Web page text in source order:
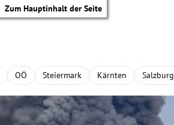
Zum Hauptinhalt der Seite
OÖ Steiermark Kärnten Salzburg